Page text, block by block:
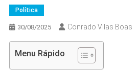
Política
30/08/2025 Conrado Vilas Boas
Menu Rápido